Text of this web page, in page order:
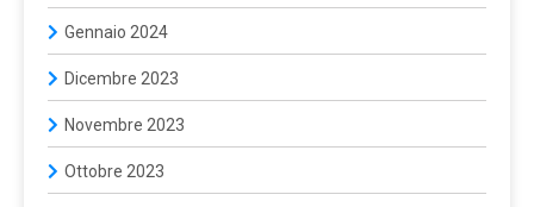
Gennaio 2024
Dicembre 2023
Novembre 2023
Ottobre 2023